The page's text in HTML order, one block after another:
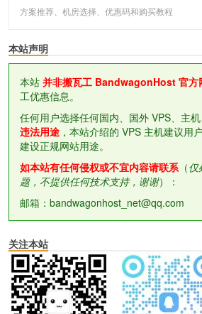
方案推荐、机房选择、优惠码和购买教程
本站声明
本站 并非搬瓦工 BandwagonHost 官方
工优惠信息。
任何用户选择任何国内、国外 VPS、主
违法用途 ，本站介绍的 VPS 主机建议用
建设正规网站用途。
如本站有任何侵权或不宜内容请联系（仅
题，不提供任何技术支持，谢谢）：
邮箱：bandwagonhost_net@qq.com
关注本站